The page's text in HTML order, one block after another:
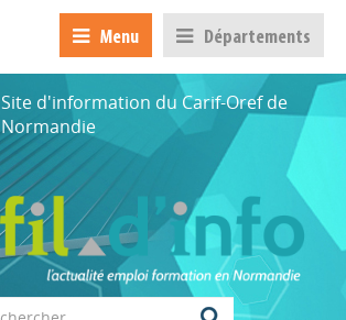
Menu Départements
Site d'information du Carif-Oref de
Normandie